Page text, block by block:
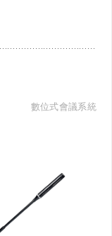
數位式會議系統